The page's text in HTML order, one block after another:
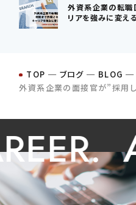
外資系企業の転職
リアを強みに変え
TOP ─ ブログ ─ BLOG ─